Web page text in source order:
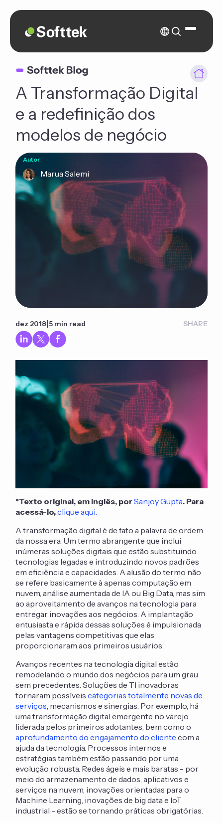
A Transformação Digital
e a redefinição dos
modelos de negócio
Autor
Marua Salemi
dez 2018|5 min read SHARE
*Texto original, em inglês, porSanjoy Gupta. Para
acessá-lo,clique aqui.
A transformação digital é de fato a palavra de ordem
da nossa era. Um termo abrangente que inclui
inúmeras soluções digitais que estão substituindo
tecnologias legadas e introduzindo novos padrões
em eficiência e capacidades. A alusão do termo não
se refere basicamente à apenas computação em
nuvem, análise aumentada de IA ou Big Data, mas sim
ao aproveitamento de avanços na tecnologia para
entregar inovações aos negócios. A implantação
entusiasta e rápida dessas soluções é impulsionada
pelas vantagens competitivas que elas
proporcionaram aos primeiros usuários.
Avanços recentes na tecnologia digital estão
remodelando o mundo dos negócios para um grau
sem precedentes. Soluções de TI inovadoras
tornaram possíveiscategorias totalmente novas de
serviços , mecanismos e sinergias. Por exemplo, há
uma transformação digital emergente no varejo
liderada pelos primeiros adotantes, bem como o
aprofundamento do engajamento do cliente com a
ajuda da tecnologia. Processos internos e
estratégias também estão passando por uma
evolução robusta. Redes ágeis e mais baratas - por
meio do armazenamento de dados, aplicativos e
serviços na nuvem, inovações orientadas para o
Machine Learning, inovações de big data e IoT
industrial - estão se tornando práticas obrigatórias.